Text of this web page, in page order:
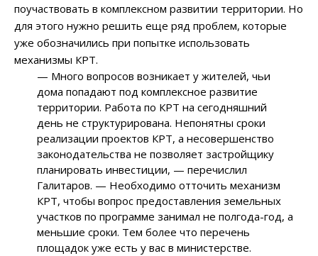
поучаствовать в комплексном развитии территории. Но
для этого нужно решить еще ряд проблем, которые
уже обозначились при попытке использовать
механизмы КРТ.
— Много вопросов возникает у жителей, чьи
дома попадают под комплексное развитие
территории. Работа по КРТ на сегодняшний
день не структурирована. Непонятны сроки
реализации проектов КРТ, а несовершенство
законодательства не позволяет застройщику
планировать инвестиции, — перечислил
Галитаров. — Необходимо отточить механизм
КРТ, чтобы вопрос предоставления земельных
участков по программе занимал не полгода-год, а
меньшие сроки. Тем более что перечень
площадок уже есть у вас в министерстве.